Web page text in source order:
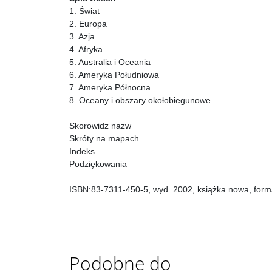
1. Świat
2. Europa
3. Azja
4. Afryka
5. Australia i Oceania
6. Ameryka Południowa
7. Ameryka Północna
8. Oceany i obszary okołobiegunowe
Skorowidz nazw
Skróty na mapach
Indeks
Podziękowania
ISBN:83-7311-450-5, wyd. 2002, książka nowa,
Podobne do